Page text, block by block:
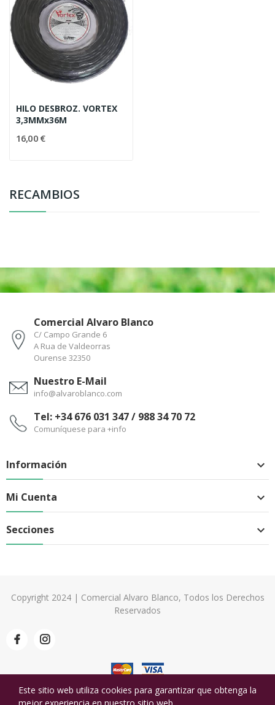
RECAMBIOS
HILO DESBROZ. VORTEX
3,3MMx36M
16,00 €
Comercial Alvaro Blanco
C/ Campo Grande 6
A Rua de Valdeorras
Ourense 32350
Nuestro E-Mail
info@alvaroblanco.com
Tel: +34 676 031 347 / 988 34 70 72
Comuníquese para +info
Información 
Mi Cuenta 
Secciones 
Copyright 2024 | Comercial Alvaro Blanco, Todos los Derechos
Reservados
Este sitio web utiliza cookies para garantizar que obtenga la